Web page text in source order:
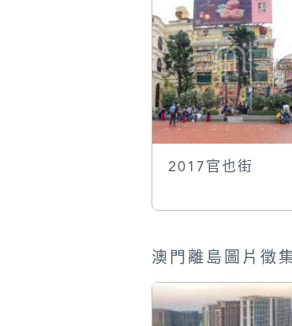
2017官也街
澳門離島圖片徵